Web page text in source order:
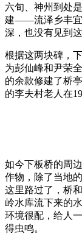
六旬、神州到处
建——流泽乡丰宜
深，也没有见到这
根据这两块碑，
为彭仙峰和尹荣
的余款修建了桥
的李夫村老人在
如今下板桥的周
作物，除了当地
这里路过了，桥
岭水库流下来的
环境很配，给人
得虫鸣。